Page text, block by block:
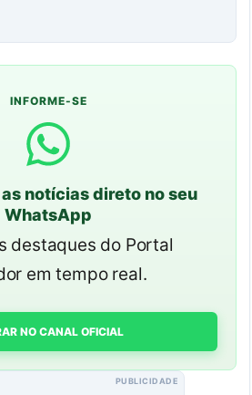
INFORME-SE
notícias direto no seu
WhatsApp
destaques do Portal
em tempo real.
NO CANAL OFICIAL
PUBLICIDADE